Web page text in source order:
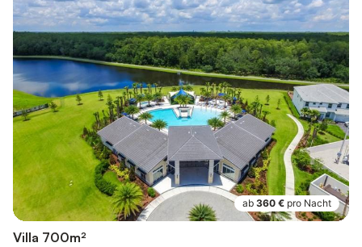
ab 360 € pro Nacht
Villa 700m²